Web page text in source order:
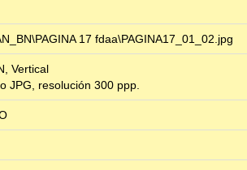
17 fdaa\PAGINA17_01_02.jpg
Vertical
JPG, resolución 300 ppp.